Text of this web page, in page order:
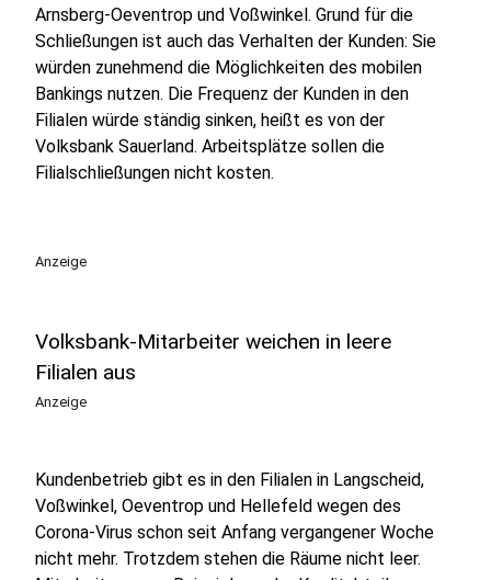
Arnsberg-Oeventrop und Voßwinkel. Grund für die
Schließungen ist auch das Verhalten der Kunden: Sie
würden zunehmend die Möglichkeiten des mobilen
Bankings nutzen. Die Frequenz der Kunden in den
Filialen würde ständig sinken, heißt es von der
Volksbank Sauerland. Arbeitsplätze sollen die
Filialschließungen nicht kosten.
Anzeige
Volksbank-Mitarbeiter weichen in leere
Filialen aus
Anzeige
Kundenbetrieb gibt es in den Filialen in Langscheid,
Voßwinkel, Oeventrop und Hellefeld wegen des
Corona-Virus schon seit Anfang vergangener Woche
nicht mehr. Trotzdem stehen die Räume nicht leer.